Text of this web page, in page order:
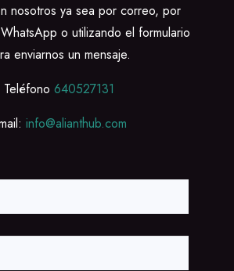
nosotros ya sea por correo, por
o utilizando el formulario
enviarnos un mensaje.
Teléfono 640527131
info@alianthub.com